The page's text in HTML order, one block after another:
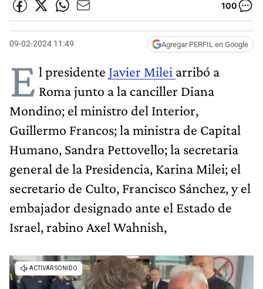
100
09-02-2024 11:49 Agregar PERFIL en Google
E l presidente Javier Milei arribó a
Roma junto a la canciller Diana
Mondino; el ministro del Interior,
Guillermo Francos; la ministra de Capital
Humano, Sandra Pettovello; la secretaria
general de la Presidencia, Karina Milei; el
secretario de Culto, Francisco Sánchez, y el
embajador designado ante el Estado de
Israel, rabino Axel Wahnish,